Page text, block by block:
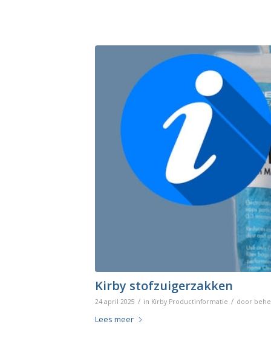
Kirby stofzuigerzakken
24 april 2025 / in Kirby Productinformatie / door
Lees meer